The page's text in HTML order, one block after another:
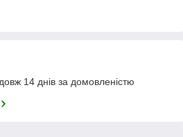
14 днів за домовленістю